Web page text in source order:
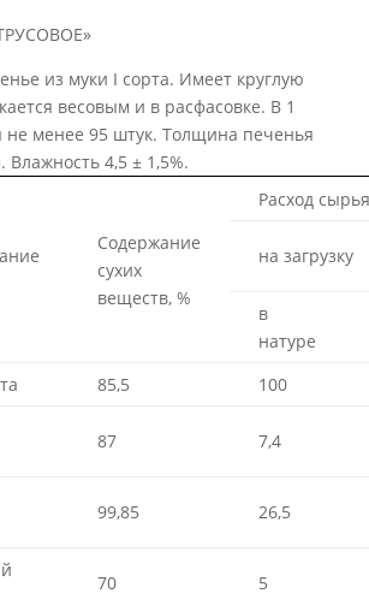
из муки I сорта. Имеет круглую
весовым и в расфасовке. В 1
не менее 95 штук. Толщина печенья
Влажность 4,5 ± 1,5%.
Содержание
сухих
веществ, %
Расход
на загрузку
в
натуре
85,5
100
87 7,4
99,85 26,5
70 5